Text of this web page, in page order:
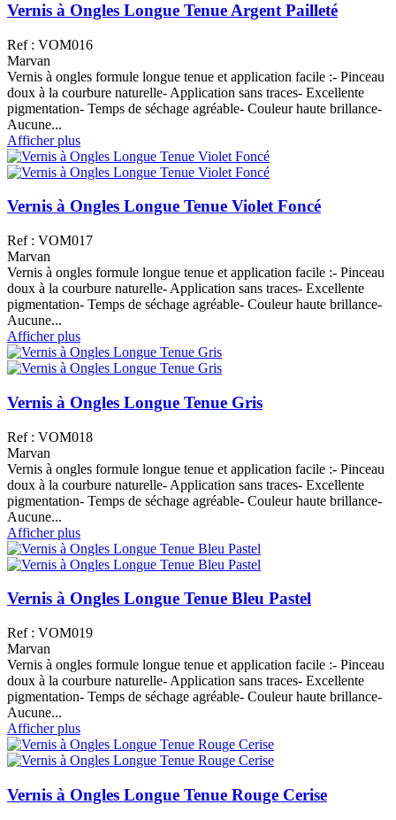
Vernis à Ongles Longue Tenue Argent Pailleté
Ref : VOM016
Marvan
Vernis à ongles formule longue tenue et application facile :- Pinceau
doux à la courbure naturelle- Application sans traces- Excellente
pigmentation- Temps de séchage agréable- Couleur haute brillance-
Aucune...
Afficher plus
Vernis à Ongles Longue Tenue Violet Foncé
Ref : VOM017
Marvan
Vernis à ongles formule longue tenue et application facile :- Pinceau
doux à la courbure naturelle- Application sans traces- Excellente
pigmentation- Temps de séchage agréable- Couleur haute brillance-
Aucune...
Afficher plus
Vernis à Ongles Longue Tenue Gris
Ref : VOM018
Marvan
Vernis à ongles formule longue tenue et application facile :- Pinceau
doux à la courbure naturelle- Application sans traces- Excellente
pigmentation- Temps de séchage agréable- Couleur haute brillance-
Aucune...
Afficher plus
Vernis à Ongles Longue Tenue Bleu Pastel
Ref : VOM019
Marvan
Vernis à ongles formule longue tenue et application facile :- Pinceau
doux à la courbure naturelle- Application sans traces- Excellente
pigmentation- Temps de séchage agréable- Couleur haute brillance-
Aucune...
Afficher plus
Vernis à Ongles Longue Tenue Rouge Cerise